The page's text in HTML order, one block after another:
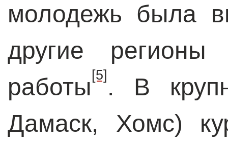
молодежь была
другие
работы [5] . В
Дамаск, Хомс)